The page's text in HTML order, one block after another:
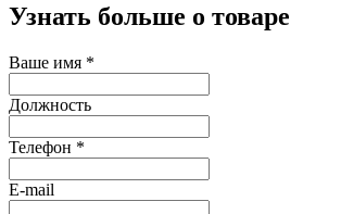
Узнать больше о товаре
Ваше имя *
Должность
Телефон *
E-mail